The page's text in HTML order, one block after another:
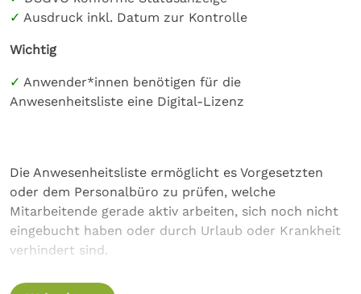
unabhängig von den einzelnen Buchungen der
Ausdruck inkl. Datum zur Kontrolle
Wichtig
Anwender*innen benötigen für die
Anwesenheitsliste eine Digital-Lizenz
Die Anwesenheitsliste ermöglicht es Vorgesetzten
oder dem Personalbüro zu prüfen, welche
Mitarbeitende gerade aktiv arbeiten, sich noch nicht
eingebucht haben oder durch Urlaub oder Krankheit
verhindert sind.
Selbstverständlich ist die Anwesenheitsliste DSGVO